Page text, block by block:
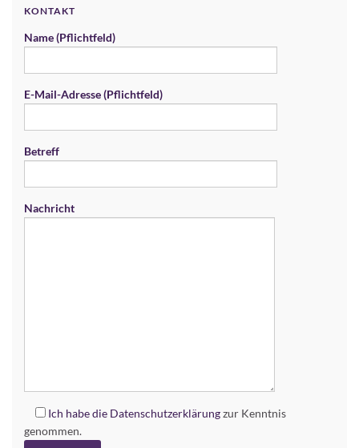
KONTAKT
Name (Pflichtfeld)
E-Mail-Adresse (Pflichtfeld)
Betreff
Nachricht
Ich habe die Datenschutzerklärungzur Kenntnis
genommen.